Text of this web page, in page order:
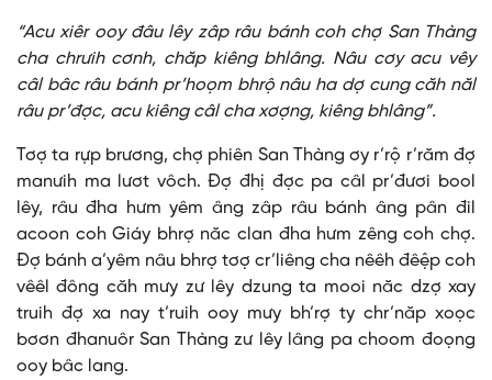
“Acu xiêr ooy đâu lêy zâp râu bánh coh chợ San Thàng
cha chrưih cơnh, chăp kiêng bhlâng. Nâu cơy acu vêy
câl bâc râu bánh pr’hoọm bhrộ nâu ha dợ cung căh năl
râu pr’đợc, acu kiêng câl cha xơợng, kiêng bhlâng”.
Tơợ ta rựp brương, chợ phiên San Thàng ơy r’rộ r’răm đợ
manưih ma lươt vôch. Đợ đhị đợc pa câl pr’đươi bool
lêy, râu đha hưm yêm âng zâp râu bánh âng pân đil
acoon coh Giáy bhrợ năc clan đha hưm zêng coh chợ.
Đợ bánh a’yêm nâu bhrợ tơợ cr’liêng cha nêêh đêệp coh
vêêl đông căh mưy zư lêy dzung ta mooi năc dzợ xay
truih đợ xa nay t’ruih ooy mưy bh’rợ ty chr’năp xoọc
bơơn đhanuôr San Thàng zư lêy lâng pa choom đoọng
ooy bâc lang.